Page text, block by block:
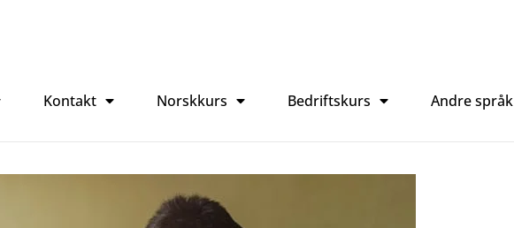
Kontakt Norskkurs Bedriftskurs Andre språk